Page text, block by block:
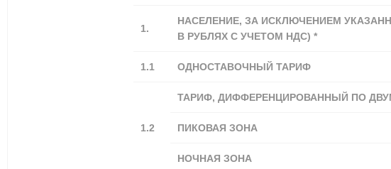
1.
НАСЕЛЕНИЕ, ЗА ИСКЛЮЧЕНИЕМ
В РУБЛЯХ С УЧЕТОМ НДС) *
1.1 ОДНОСТАВОЧНЫЙ ТАРИФ
1.2
ТАРИФ, ДИФФЕРЕНЦИРОВАННЫЙ ПО
ПИКОВАЯ ЗОНА
НОЧНАЯ ЗОНА